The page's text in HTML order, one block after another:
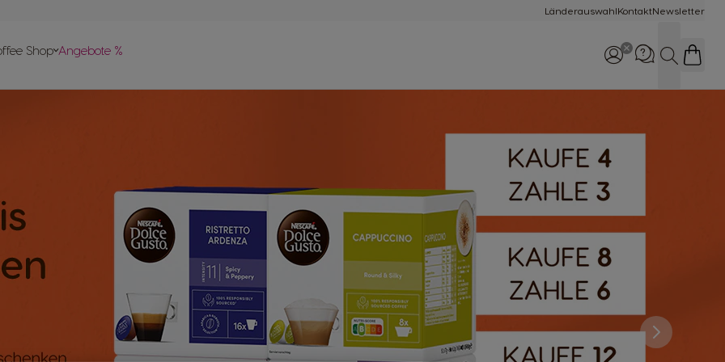
LänderauswahlKontaktNewsletter
Shop Angebote %
Rufe uns an
0800 365 23 48
Suche